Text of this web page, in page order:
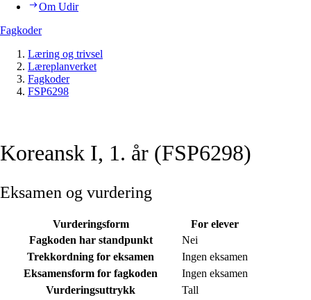
Om Udir
Fagkoder
Læring og trivsel
Læreplanverket
Fagkoder
FSP6298
Koreansk I, 1. år (FSP6298)
Eksamen og vurdering
Vurderingsform
For elever
Fagkoden har standpunkt
Nei
Trekkordning for eksamen
Ingen eksamen
Eksamensform for fagkoden
Ingen eksamen
Vurderingsuttrykk
Tall